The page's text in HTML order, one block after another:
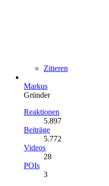
Zitieren
Markus
Gründer
Reaktionen
5.897
Beiträge
5.772
Videos
28
POIs
3